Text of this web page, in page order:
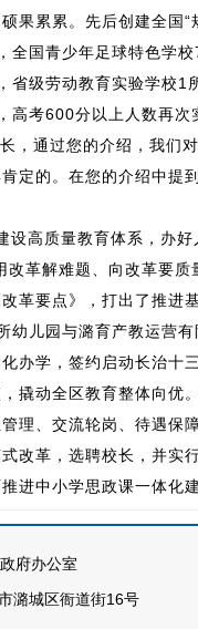
果累累。先后创建全国
全国青少年足球特色学
省级劳动教育实验学校
高考600分以上人数再次
，通过您的介绍，我们
定的。在您的介绍中提
设高质量教育体系，办
改革解难题、向改革要
革要点》，打出了推进
幼儿园与潞育产教运营
办学，签约启动长治十
撬动全区教育整体向优
理、交流轮岗、待遇保
改革，选聘校长，并实
进中小学思政课一体化
的介绍，我区近年来在
府办公室
潞城区衙道街16号